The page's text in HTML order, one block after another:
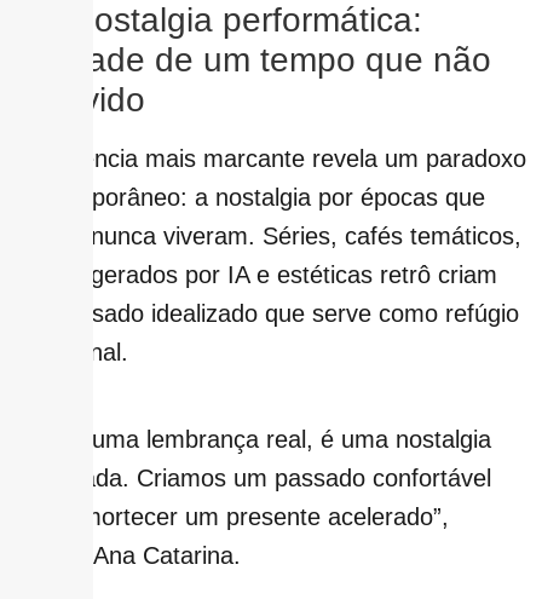
6 – Nostalgia performática:
saudade de um tempo que não
foi vivido
A tendência mais marcante revela um paradoxo
contemporâneo: a nostalgia por épocas que
muitos nunca viveram. Séries, cafés temáticos,
vídeos gerados por IA e estéticas retrô criam
um passado idealizado que serve como refúgio
emocional.
“Não é uma lembrança real, é uma nostalgia
imaginada. Criamos um passado confortável
para amortecer um presente acelerado”,
analisa Ana Catarina.